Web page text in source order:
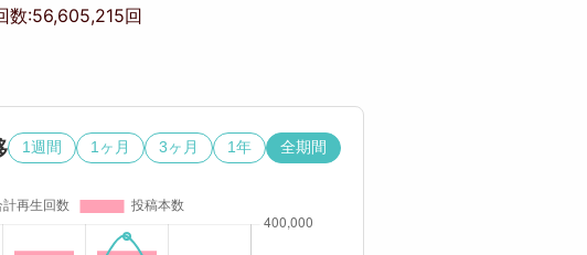
数:56,605,215回
1週間 1ヶ月 3ヶ月 1年 全期間